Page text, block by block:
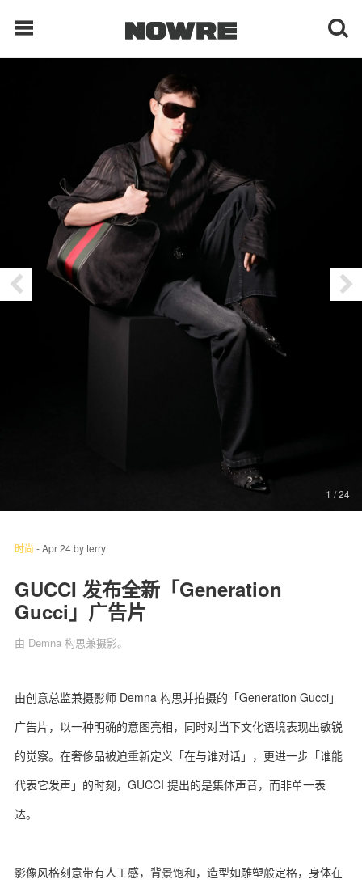
每日鲜榨
现客视点
每日栏目
球 鞋
生 活
联系我们
1 / 24
时尚 -Apr 24byterry
GUCCI 发布全新「Generation
Gucci」广告片
由 Demna 构思兼摄影。
由创意总监兼摄影师 Demna 构思并拍摄的「Generation Gucci」
广告片，以一种明确的意图亮相，同时对当下文化语境表现出敏锐
的觉察。在奢侈品被迫重新定义「在与谁对话」，更进一步「谁能
代表它发声」的时刻，GUCCI 提出的是集体声音，而非单一表
达。
影像风格刻意带有人工感，背景饱和，造型如雕塑般定格，身体在